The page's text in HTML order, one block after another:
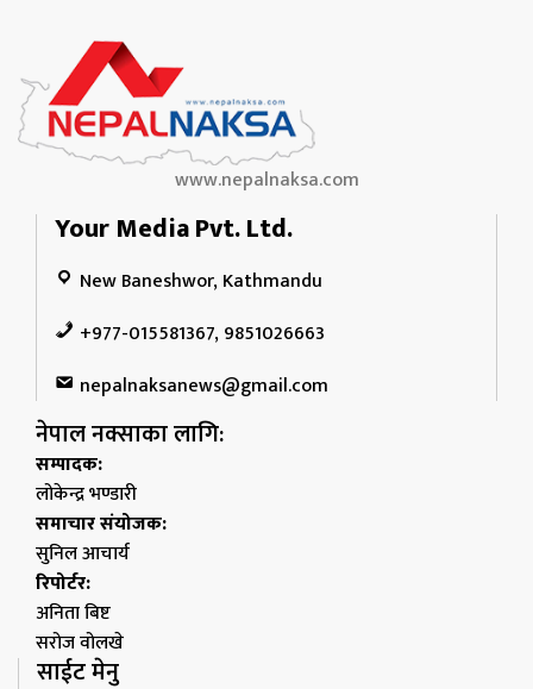
www.nepalnaksa.com
Your Media Pvt. Ltd.
New Baneshwor, Kathmandu
+977-015581367, 9851026663
nepalnaksanews@gmail.com
नेपाल नक्साका लागि:
सम्पादक:
लोकेन्द्र भण्डारी
समाचार संयोजक:
सुनिल आचार्य
रिपोर्टर:
अनिता बिष्ट
सरोज वोलखे
साईट मेनु